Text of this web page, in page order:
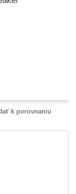
k porovnaniu